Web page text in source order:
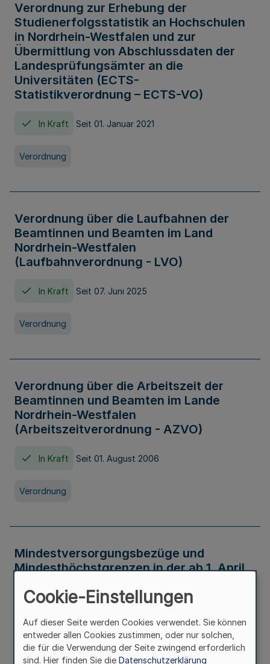
Verordnung zur Erhebung der
Studienerfolgsstatistik an Hochschulen
in Nordrhein-Westfalen und zur
Übermittlung von Abschlussdaten der
Landesprüfungsämter an die
Universitäten (ECTS-
Statistikverordnung – ECTS-VO)
In Kraft Seit 01. Januar 2021
Verordnung
Verordnung über die Laufbahnen der
Beamtinnen und Beamten im Land
Nordrhein-Westfalen
(Laufbahnverordnung - LVO)
In Kraft Seit 07. Juni 2025
Verordnung
Verordnung über die Arbeitszeit der
Beamtinnen und Beamten im Lande
Nordrhein-Westfalen
(Arbeitszeitverordnung - AZVO)
In Kraft Seit 01. August 2006
Verordnung
Mindestversorgungsbezüge und
Mindesthöchstgrenzen in der ab 1. April
Verwaltungsvorschrift
Cookie-Einstellungen
Auf dieser Seite werden Cookies verwendet. Sie können
entweder allen Cookies zustimmen, oder nur solchen,
die für die Verwendung der Seite zwingend erforderlich
sind. Hier finden Sie die Datenschutzerklärung